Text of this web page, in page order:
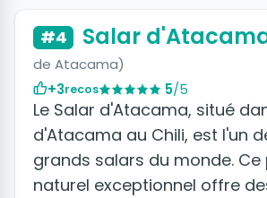
#4 Salar
de Atacama)
+3recos 5/5
Le Salar d'Atacama, situé
d'Atacama au Chili, est l'un
grands salars du monde.
naturel exceptionnel offre